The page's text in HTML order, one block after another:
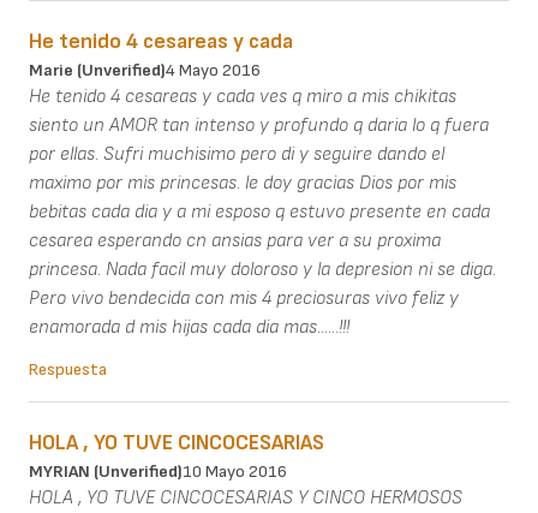
He tenido 4 cesareas y cada
Marie (unverified)4 Mayo 2016
He tenido 4 cesareas y cada ves q miro a mis chikitas
siento un AMOR tan intenso y profundo q daria lo q fuera
por ellas. Sufri muchisimo pero di y seguire dando el
maximo por mis princesas. le doy gracias Dios por mis
bebitas cada dia y a mi esposo q estuvo presente en cada
cesarea esperando cn ansias para ver a su proxima
princesa. Nada facil muy doloroso y la depresion ni se diga.
Pero vivo bendecida con mis 4 preciosuras vivo feliz y
enamorada d mis hijas cada dia mas......!!!
Respuesta
HOLA , YO TUVE CINCOCESARIAS
MYRIAN (unverified)10 Mayo 2016
HOLA , YO TUVE CINCOCESARIAS Y CINCO HERMOSOS